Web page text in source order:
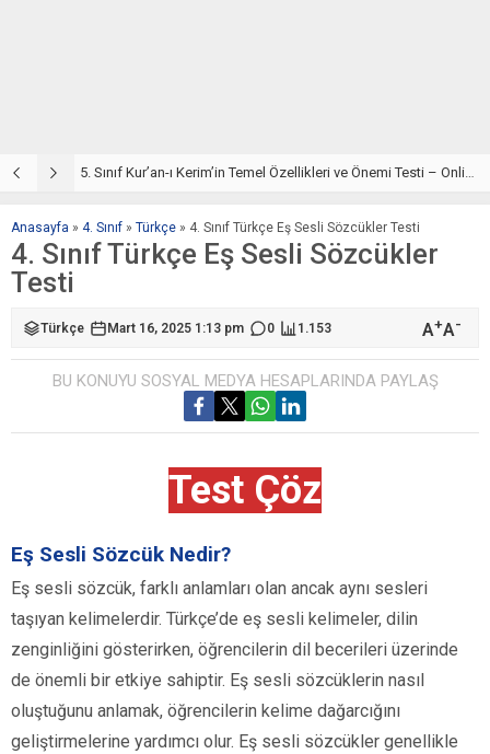
5. Sınıf Kur’an-ı Kerim’in Temel Özellikleri ve Önemi Testi – Online Çöz
Anasayfa » 4. Sınıf » Türkçe » 4. Sınıf Türkçe Eş Sesli Sözcükler Testi
4. Sınıf Türkçe Eş Sesli Sözcükler
Testi
Türkçe Mart 16, 2025 1:13 pm 0 1.153 A+A-
BU KONUYU SOSYAL MEDYA HESAPLARINDA PAYLAŞ
Test Çöz
Eş Sesli Sözcük Nedir?
Eş sesli sözcük, farklı anlamları olan ancak aynı sesleri
taşıyan kelimelerdir. Türkçe’de eş sesli kelimeler, dilin
zenginliğini gösterirken, öğrencilerin dil becerileri üzerinde
de önemli bir etkiye sahiptir. Eş sesli sözcüklerin nasıl
oluştuğunu anlamak, öğrencilerin kelime dağarcığını
geliştirmelerine yardımcı olur. Eş sesli sözcükler genellikle